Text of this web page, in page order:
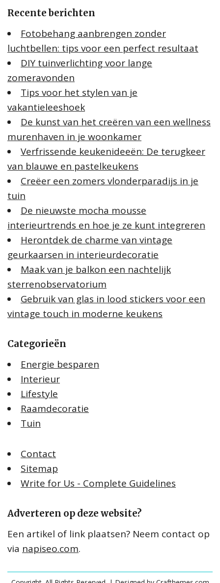
n
a
a
r
:
Recente berichten
Fotobehang aanbrengen zonder
luchtbellen: tips voor een perfect resultaat
DIY tuinverlichting voor lange
zomeravonden
Tips voor het stylen van je
vakantieleeshoek
De kunst van het creëren van een wellness
murenhaven in je woonkamer
Verfrissende keukenideeën: De terugkeer
van blauwe en pastelkeukens
Creëer een zomers vlonderparadijs in je
tuin
De nieuwste mocha mousse
interieurtrends en hoe je ze kunt integreren
Herontdek de charme van vintage
geurkaarsen in interieurdecoratie
Maak van je balkon een nachtelijk
sterrenobservatorium
Gebruik van glas in lood stickers voor een
vintage touch in moderne keukens
Categorieën
Energie besparen
Interieur
Lifestyle
Raamdecoratie
Tuin
Contact
Sitemap
Write for Us - Complete Guidelines
Adverteren op deze website?
Een artikel of link plaatsen? Neem contact op
via napiseo.com.